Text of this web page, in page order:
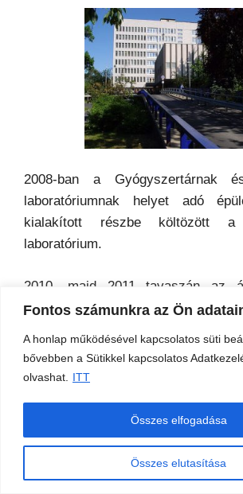
Fontos számunkra az Ön
A honlap működésével kapcsolatos süti
bővebben a Sütikkel kapcsolatos
olvashat.
ITT
Összes elutasítása
Összes elfogadása
2008-ban a Gyógyszertárnak
laboratóriumnak helyet adó
kialakított részbe költözött a
laboratórium.
2010, majd 2011 tavaszán az
magántőkéből összesen 22 új
megfelelőek.
ügynökség támogatásával – A
Rendelőintézet
2011 júniusában fejeződött